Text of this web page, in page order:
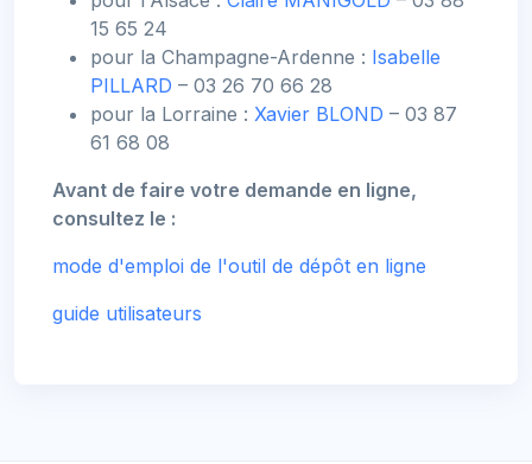
15 65 24
pour la Champagne-Ardenne : Isabelle
PILLARD – 03 26 70 66 28
pour la Lorraine : Xavier BLOND – 03 87
61 68 08
Avant de faire votre demande en ligne,
consultez le :
mode d'emploi de l'outil de dépôt en ligne
guide utilisateurs